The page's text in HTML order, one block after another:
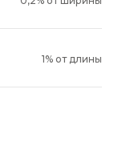
1% от длины